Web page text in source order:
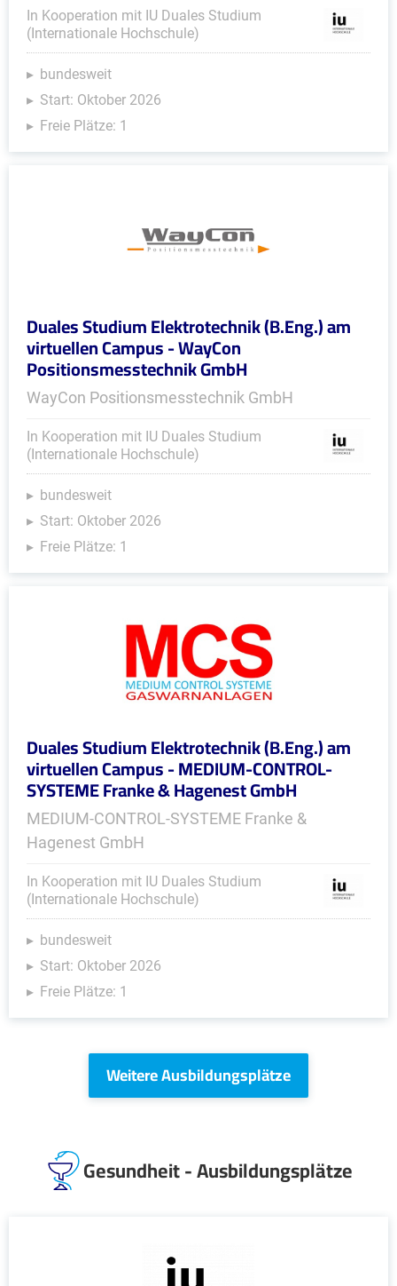
In Kooperation mit IU Duales Studium
(Internationale Hochschule)
bundesweit
Start: Oktober 2026
Freie Plätze: 1
Duales Studium Elektrotechnik (B.Eng.) am
virtuellen Campus - WayCon
Positionsmesstechnik GmbH
WayCon Positionsmesstechnik GmbH
In Kooperation mit IU Duales Studium
(Internationale Hochschule)
bundesweit
Start: Oktober 2026
Freie Plätze: 1
Duales Studium Elektrotechnik (B.Eng.) am
virtuellen Campus - MEDIUM-CONTROL-
SYSTEME Franke & Hagenest GmbH
MEDIUM-CONTROL-SYSTEME Franke &
Hagenest GmbH
In Kooperation mit IU Duales Studium
(Internationale Hochschule)
bundesweit
Start: Oktober 2026
Freie Plätze: 1
Weitere Ausbildungsplätze
Gesundheit - Ausbildungsplätze